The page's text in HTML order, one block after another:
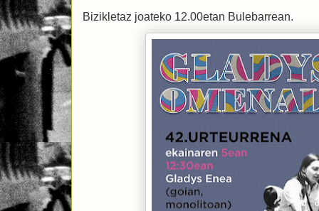
Bizikletaz joateko 12.00etan Bulebarrean.